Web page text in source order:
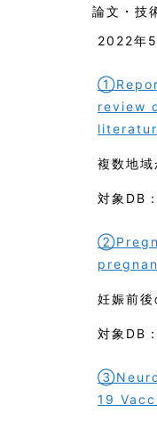
論文・技
2022年
review
複数地
対象DB
妊娠前
対象DB
19